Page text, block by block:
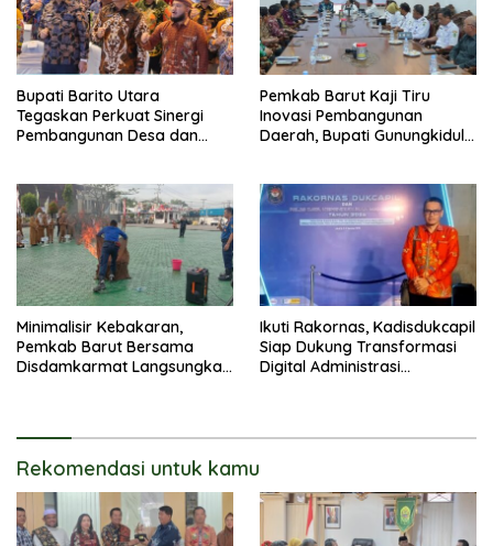
Bupati Barito Utara
Tegaskan Perkuat Sinergi
Pembangunan Desa dan
Pemkab Barut Kaji Tiru
Inovasi Pembangunan
Daerah, Bupati Gunungkidul
Lokal dan Pelestarian
Lingkungan
Minimalisir Kebakaran,
Pemkab Barut Bersama
Disdamkarmat Langsungkan
Ikuti Rakornas, Kadisdukcapil
Siap Dukung Transformasi
Digital Administrasi
Rekomendasi untuk kamu